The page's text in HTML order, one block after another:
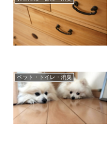
ペット・トイレ・消臭